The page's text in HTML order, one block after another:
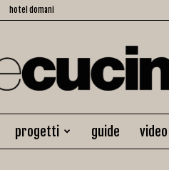
hotel domani
Ambiente
progetti guide video